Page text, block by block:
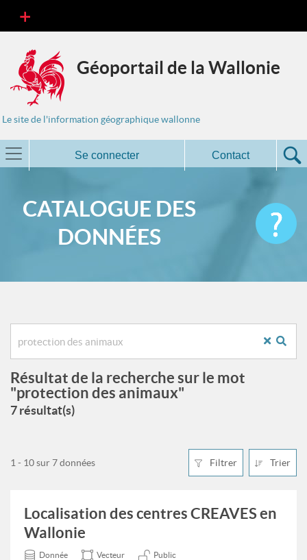
Géoportail de la Wallonie
Le site de l'information géographique wallonne
Se connecter Contact
CATALOGUE DES
DONNÉES
Résultat de la recherche sur le mot
"protection des animaux"
7 résultat(s)
Filtrer Trier
1 - 10 sur 7 données
Localisation des centres CREAVES en
Wallonie
Donnée Vecteur Public